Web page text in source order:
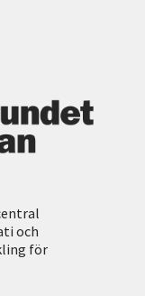
och
för